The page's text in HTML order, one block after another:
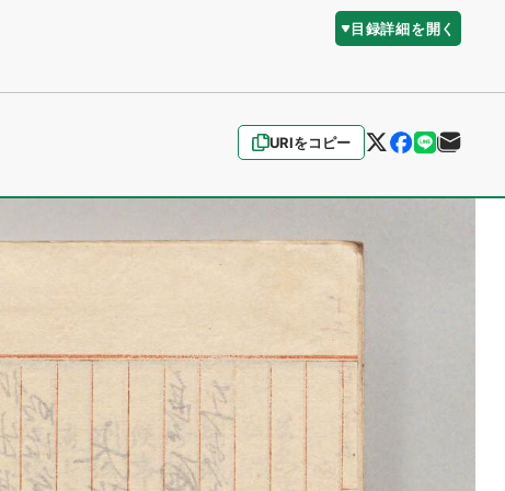
目録詳細を開く
URIをコピー